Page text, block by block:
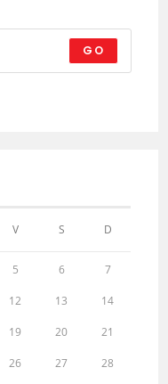
GO
V S D
5 6 7
12 13 14
19 20 21
26 27 28